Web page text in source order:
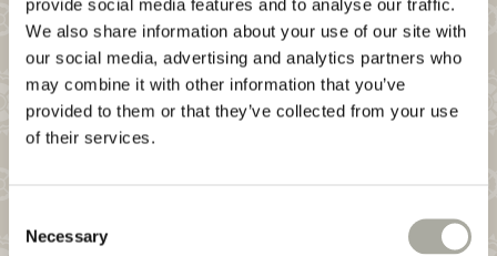
provide social media features and to analyse our traffic.
We also share information about your use of our site with
our social media, advertising and analytics partners who
may combine it with other information that you’ve
provided to them or that they’ve collected from your use
of their services.
Selection
Necessary